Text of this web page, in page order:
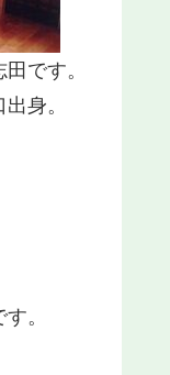
です。
身。
。